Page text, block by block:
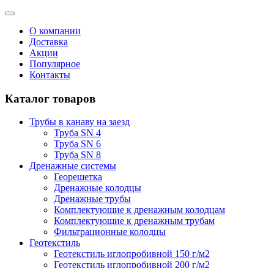
О компании
Доставка
Акции
Популярное
Контакты
Каталог товаров
Трубы в канаву на заезд
Труба SN 4
Труба SN 6
Труба SN 8
Дренажные системы
Георешетка
Дренажные колодцы
Дренажные трубы
Комплектующие к дренажным колодцам
Комплектующие к дренажным трубам
Фильтрационные колодцы
Геотекстиль
Геотекстиль иглопробивной 150 г/м2
Геотекстиль иглопробивной 200 г/м2